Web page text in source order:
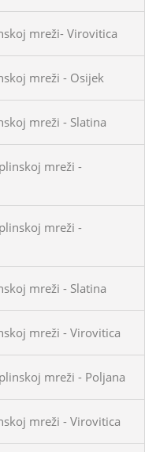
mreži- Virovitica
mreži - Osijek
mreži - Slatina
mreži -
mreži -
mreži - Slatina
mreži - Virovitica
mreži - Poljana
mreži - Virovitica